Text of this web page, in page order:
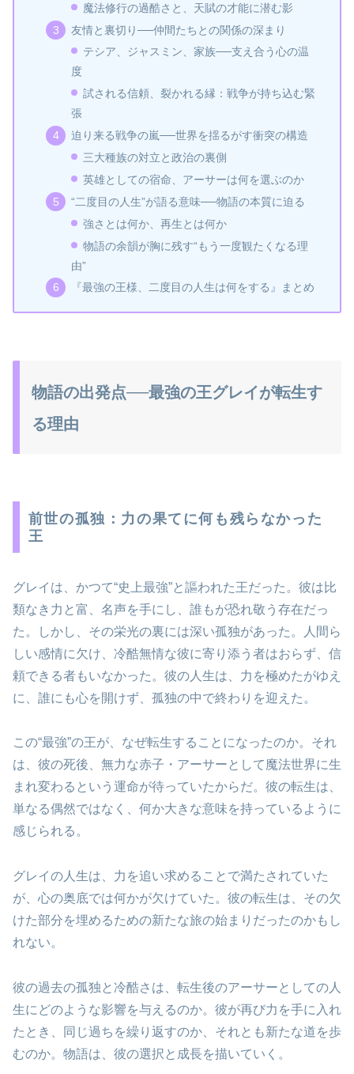
魔法修行の過酷さと、天賦の才能に潜む影
友情と裏切り──仲間たちとの関係の深まり
テシア、ジャスミン、家族──支え合う心の温
度
試される信頼、裂かれる縁：戦争が持ち込む緊
張
迫り来る戦争の嵐──世界を揺るがす衝突の構造
三大種族の対立と政治の裏側
英雄としての宿命、アーサーは何を選ぶのか
“二度目の人生”が語る意味──物語の本質に迫る
強さとは何か、再生とは何か
物語の余韻が胸に残す“もう一度観たくなる理
由”
『最強の王様、二度目の人生は何をする』まとめ
物語の出発点──最強の王グレイが転生す
る理由
前世の孤独：力の果てに何も残らなかった
王
グレイは、かつて“史上最強”と謳われた王だった。彼は比
類なき力と富、名声を手にし、誰もが恐れ敬う存在だっ
た。しかし、その栄光の裏には深い孤独があった。人間ら
しい感情に欠け、冷酷無情な彼に寄り添う者はおらず、信
頼できる者もいなかった。彼の人生は、力を極めたがゆえ
に、誰にも心を開けず、孤独の中で終わりを迎えた。
この“最強”の王が、なぜ転生することになったのか。それ
は、彼の死後、無力な赤子・アーサーとして魔法世界に生
まれ変わるという運命が待っていたからだ。彼の転生は、
単なる偶然ではなく、何か大きな意味を持っているように
感じられる。
グレイの人生は、力を追い求めることで満たされていた
が、心の奥底では何かが欠けていた。彼の転生は、その欠
けた部分を埋めるための新たな旅の始まりだったのかもし
れない。
彼の過去の孤独と冷酷さは、転生後のアーサーとしての人
生にどのような影響を与えるのか。彼が再び力を手に入れ
たとき、同じ過ちを繰り返すのか、それとも新たな道を歩
むのか。物語は、彼の選択と成長を描いていく。